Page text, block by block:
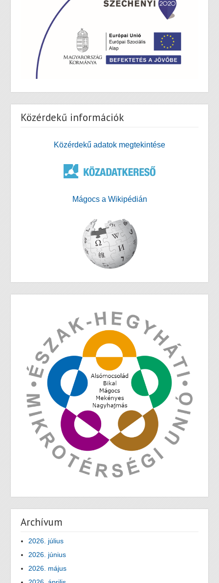
Közérdekű információk
Közérdekű adatok megtekintése
Mágocs a Wikipédián
Archívum
2026. július
2026. június
2026. május